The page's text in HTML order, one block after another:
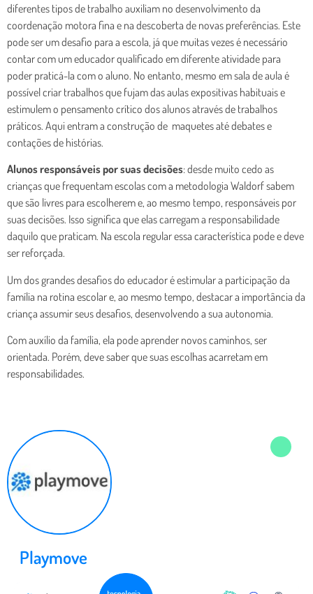
diferentes tipos de trabalho auxiliam no desenvolvimento da
coordenação motora fina e na descoberta de novas preferências. Este
pode ser um desafio para a escola, já que muitas vezes é necessário
contar com um educador qualificado em diferente atividade para
poder praticá-la com o aluno. No entanto, mesmo em sala de aula é
possível criar trabalhos que fujam das aulas expositivas habituais e
estimulem o pensamento crítico dos alunos através de trabalhos
práticos. Aqui entram a construção de maquetes até debates e
contações de histórias.
Alunos responsáveis por suas decisões: desde muito cedo as
crianças que frequentam escolas com a metodologia Waldorf sabem
que são livres para escolherem e, ao mesmo tempo, responsáveis por
suas decisões. Isso significa que elas carregam a responsabilidade
daquilo que praticam. Na escola regular essa característica pode e deve
ser reforçada.
Um dos grandes desafios do educador é estimular a participação da
família na rotina escolar e, ao mesmo tempo, destacar a importância da
criança assumir seus desafios, desenvolvendo a sua autonomia.
Com auxílio da família, ela pode aprender novos caminhos, ser
orientada. Porém, deve saber que suas escolhas acarretam em
responsabilidades.
Playmove